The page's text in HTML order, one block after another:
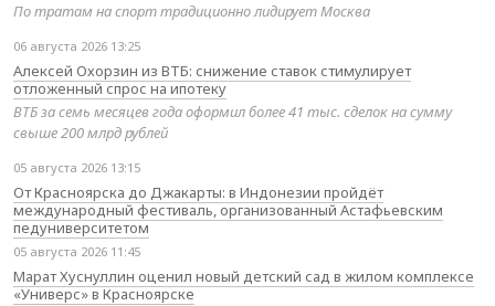
По тратам на спорт традиционно лидирует Москва
06 августа 2026 13:25
Алексей Охорзин из ВТБ: снижение ставок стимулирует
отложенный спрос на ипотеку
ВТБ за семь месяцев года оформил более 41 тыс. сделок на сумму
свыше 200 млрд рублей
05 августа 2026 13:15
От Красноярска до Джакарты: в Индонезии пройдёт
международный фестиваль, организованный Астафьевским
педуниверситетом
05 августа 2026 11:45
Марат Хуснуллин оценил новый детский сад в жилом комплексе
«Универс» в Красноярске